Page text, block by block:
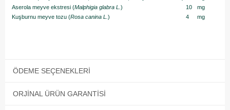
Aserola meyve ekstresi (Malphigia glabra L. ) 10
mg
Kuşburnu meyve tozu (Rosa canina L. ) 4 mg
ÖDEME SEÇENEKLERI
ORJINAL ÜRÜN GARANTISI